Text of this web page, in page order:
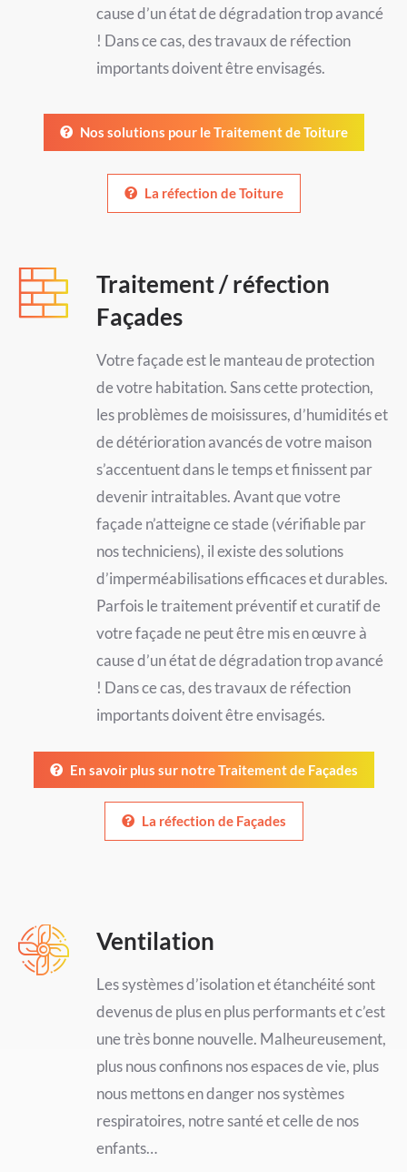
cause d’un état de dégradation trop avancé
! Dans ce cas, des travaux de réfection
importants doivent être envisagés.
Nos solutions pour le Traitement de Toiture
La réfection de Toiture
Traitement / réfection
Façades
Votre façade est le manteau de protection
de votre habitation. Sans cette protection,
les problèmes de moisissures, d’humidités et
de détérioration avancés de votre maison
s’accentuent dans le temps et finissent par
devenir intraitables. Avant que votre
façade n’atteigne ce stade (vérifiable par
nos techniciens), il existe des solutions
d’imperméabilisations efficaces et durables.
Parfois le traitement préventif et curatif de
votre façade ne peut être mis en œuvre à
cause d’un état de dégradation trop avancé
! Dans ce cas, des travaux de réfection
importants doivent être envisagés.
En savoir plus sur notre Traitement de Façades
La réfection de Façades
Ventilation
Les systèmes d’isolation et étanchéité sont
devenus de plus en plus performants et c’est
une très bonne nouvelle. Malheureusement,
plus nous confinons nos espaces de vie, plus
nous mettons en danger nos systèmes
respiratoires, notre santé et celle de nos
enfants…